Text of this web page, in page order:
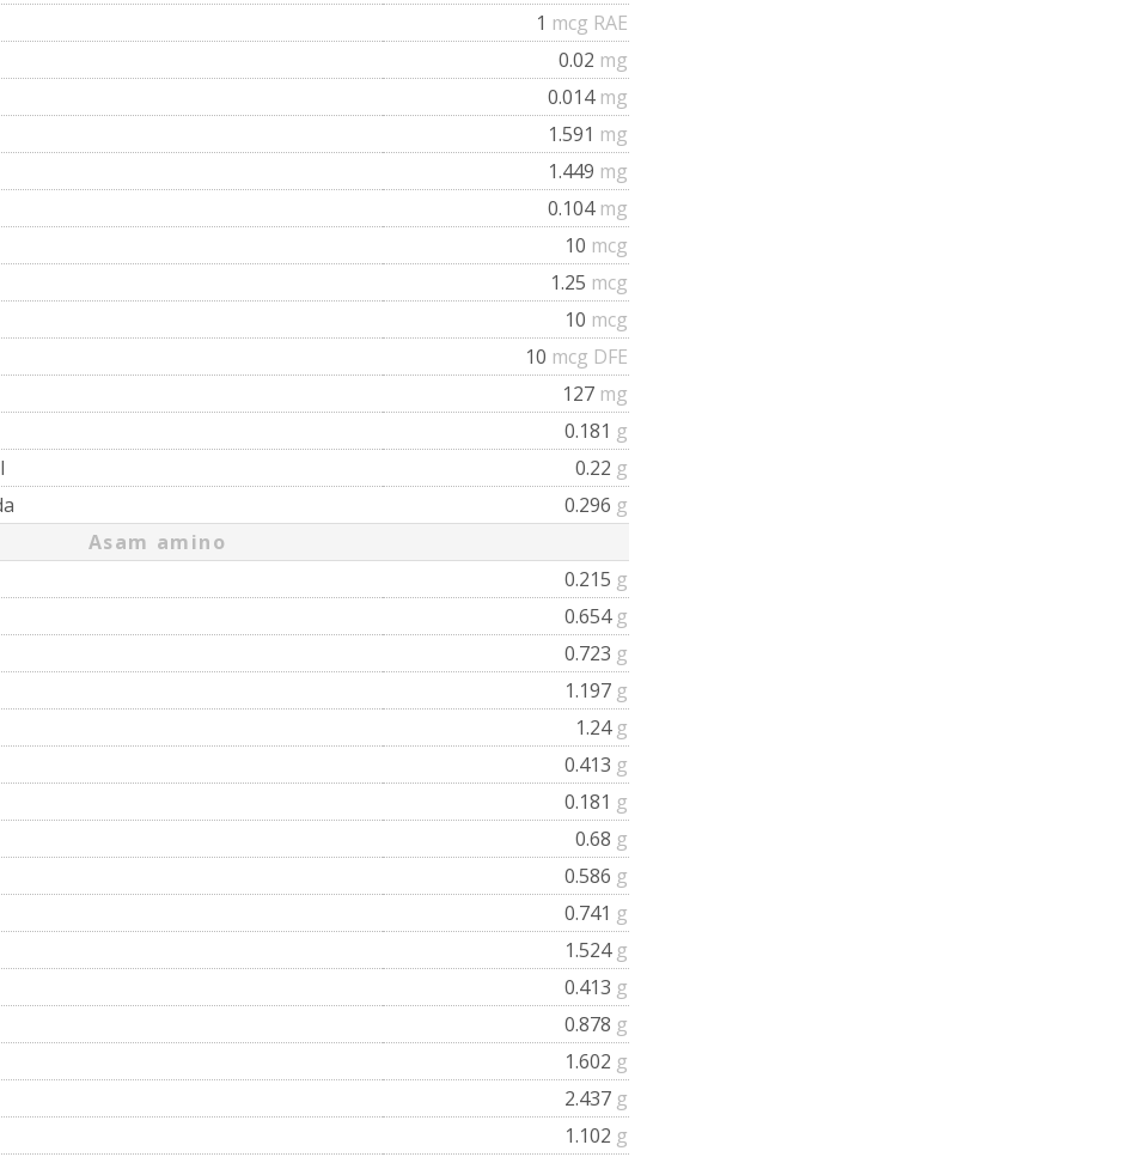
1 mcg RAE
0.02 mg
0.014 mg
1.591 mg
1.449 mg
0.104 mg
10 mcg
1.25 mcg
10 mcg
10 mcg DFE
127 mg
0.181 g
0.22 g
0.296 g
Asam amino
0.215 g
0.654 g
0.723 g
1.197 g
1.24 g
0.413 g
0.181 g
0.68 g
0.586 g
0.741 g
1.524 g
0.413 g
0.878 g
1.602 g
2.437 g
1.102 g